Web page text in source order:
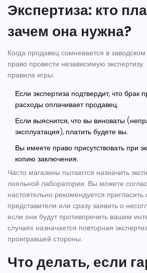
Экспертиза: кто
зачем она нужна?
Когда продавец сомневается в
право провести независимую
правила игры:
Если экспертиза подтвердит, что брак
расходы оплачивает продавец.
Если выяснится, что вы виноваты
эксплуатация), платить будете вы.
Вы имеете право присутствовать при
копию заключения.
Часто магазины пытаются назначить
лояльной лаборатории. Вы можете
настоятельно рекомендуется пригласить
представителя или сразу заявить о
если они будут противоречить вашим
случаях назначается повторная
проигравшей стороны.
Что делать, если